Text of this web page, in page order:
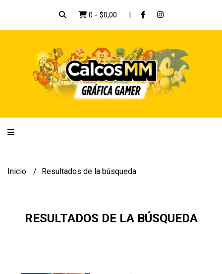
0 - $0,00
Inicio Resultados de la búsqueda
RESULTADOS DE LA BÚSQUEDA